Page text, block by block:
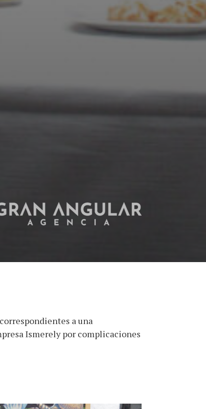
a una
Ismerely por complicaciones